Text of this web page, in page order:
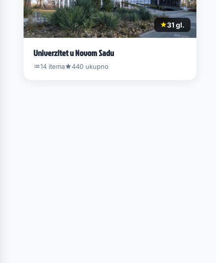
31 gl.
Univerzitet u Novom Sadu
14 itema 440 ukupno